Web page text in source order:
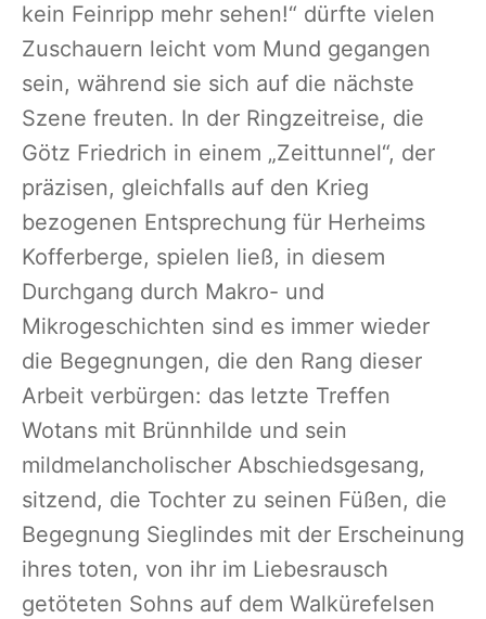
kein Feinripp mehr sehen!“ dürfte vielen
Zuschauern leicht vom Mund gegangen
sein, während sie sich auf die nächste
Szene freuten. In der Ringzeitreise, die
Götz Friedrich in einem „Zeittunnel“, der
präzisen, gleichfalls auf den Krieg
bezogenen Entsprechung für Herheims
Kofferberge, spielen ließ, in diesem
Durchgang durch Makro- und
Mikrogeschichten sind es immer wieder
die Begegnungen, die den Rang dieser
Arbeit verbürgen: das letzte Treffen
Wotans mit Brünnhilde und sein
mildmelancholischer Abschiedsgesang,
sitzend, die Tochter zu seinen Füßen, die
Begegnung Sieglindes mit der Erscheinung
ihres toten, von ihr im Liebesrausch
getöteten Sohns auf dem Walkürefelsen